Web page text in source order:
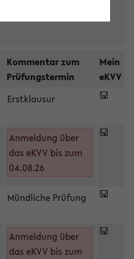
Kommentar zum
Prüfungstermin
Mein
eKVV
Erstklausur
Anmeldung über
das eKVV bis zum
04.08.26
Mündliche Prüfung
Anmeldung über
das eKVV bis zum